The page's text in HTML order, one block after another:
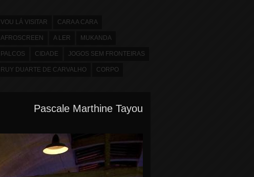
VOU LÁ VISITAR CARA A CARA
AFROSCREEN A LER MUKANDA
PALCOS CIDADE JOGOS SEM FRONTEIRAS
RUY DUARTE DE CARVALHO CORPO
Pascale Marthine Tayou